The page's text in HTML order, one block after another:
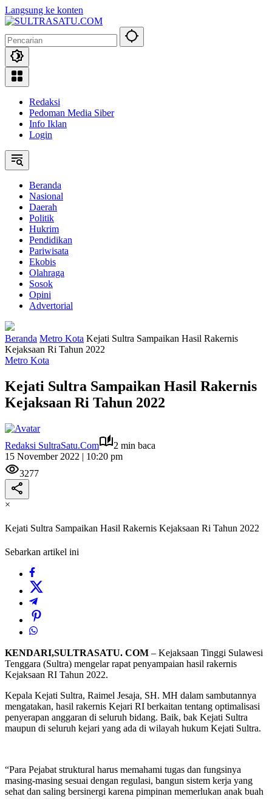
Langsung ke konten
Redaksi
Pedoman Media Siber
Info Iklan
Login
Beranda
Nasional
Daerah
Politik
Hukrim
Pendidikan
Pariwisata
Ekobis
Olahraga
Sosok
Opini
Advertorial
Beranda Metro Kota Kejati Sultra Sampaikan Hasil Rakernis
Kejaksaan Ri Tahun 2022
Metro Kota
Kejati Sultra Sampaikan Hasil Rakernis
Kejaksaan Ri Tahun 2022
Redaksi SultraSatu.Com
2 min baca
15 November 2022 | 10:20 pm
3277
×
Kejati Sultra Sampaikan Hasil Rakernis Kejaksaan Ri Tahun 2022
Sebarkan artikel ini
KENDARI,SULTRASATU. COM – Kejaksaan Tinggi Sulawesi
Tenggara (Sultra) mengelar rapat penyampaian hasil rakernis
Kejaksaan RI Tahun 2022.
Kepala Kejati Sultra, Raimel Jesaja, SH. MH dalam sambutannya
mengatakan, hasil rakernis Kejari RI berkaitan tentang optimalisasi
penyerapan anggaran di seluruh bidang. Baik, bak Kejati Sultra
maupun di seluruh kejari yang ada di wilayah hukum Kejati Sultra.
“Para Pejabat struktural harus memahami tugas dan fungsinya
masing-masing sesuai dengan regulasi, bangun sistem kerja yang
sehat dan saling bersinergi karena pimpinan memerlukan anak buah